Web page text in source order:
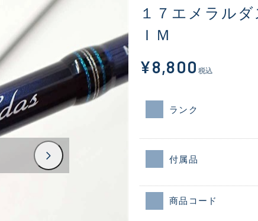
１７エメラル
ＩＭ
¥8,800 税込
ランク
付属品
商品コード